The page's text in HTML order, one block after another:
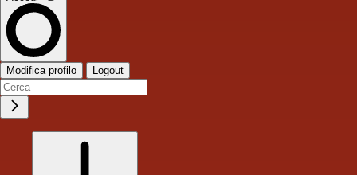
Modifica profilo Logout